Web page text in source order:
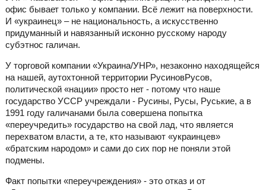
офис бывает только у компании. Всё лежит на поверхности.
И «украинец» – не национальность, а искусственно
придуманный и навязанный исконно русскому народу
субэтнос галичан.
У торговой компании «Украина/УНР», незаконно находящейся
на нашей, аутохтонной территории РусиновРусов,
политической «нации» просто нет - потому что наше
государство УССР учреждали - Русины, Русы, Руськие, а в
1991 году галичанами была совершена попытка
«переучредить» государство на свой лад, что является
перехватом власти, а те, кто называют «украинцев»
«братским народом» и сами до сих пор не поняли этой
подмены.
Факт попытки «переучреждения» - это отказ и от